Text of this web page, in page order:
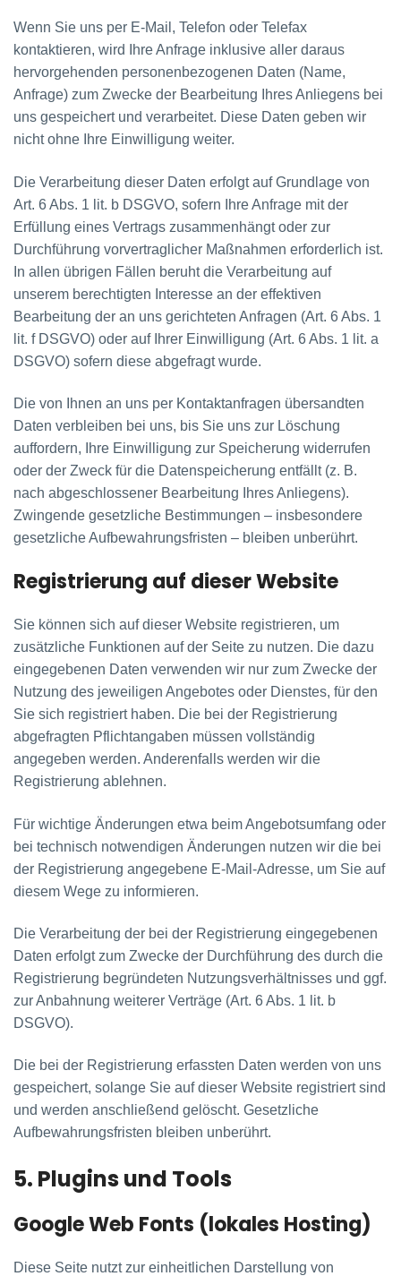
Wenn Sie uns per E-Mail, Telefon oder Telefax
kontaktieren, wird Ihre Anfrage inklusive aller daraus
hervorgehenden personenbezogenen Daten (Name,
Anfrage) zum Zwecke der Bearbeitung Ihres Anliegens bei
uns gespeichert und verarbeitet. Diese Daten geben wir
nicht ohne Ihre Einwilligung weiter.
Die Verarbeitung dieser Daten erfolgt auf Grundlage von
Art. 6 Abs. 1 lit. b DSGVO, sofern Ihre Anfrage mit der
Erfüllung eines Vertrags zusammenhängt oder zur
Durchführung vorvertraglicher Maßnahmen erforderlich ist.
In allen übrigen Fällen beruht die Verarbeitung auf
unserem berechtigten Interesse an der effektiven
Bearbeitung der an uns gerichteten Anfragen (Art. 6 Abs. 1
lit. f DSGVO) oder auf Ihrer Einwilligung (Art. 6 Abs. 1 lit. a
DSGVO) sofern diese abgefragt wurde.
Die von Ihnen an uns per Kontaktanfragen übersandten
Daten verbleiben bei uns, bis Sie uns zur Löschung
auffordern, Ihre Einwilligung zur Speicherung widerrufen
oder der Zweck für die Datenspeicherung entfällt (z. B.
nach abgeschlossener Bearbeitung Ihres Anliegens).
Zwingende gesetzliche Bestimmungen – insbesondere
gesetzliche Aufbewahrungsfristen – bleiben unberührt.
Registrierung auf dieser Website
Sie können sich auf dieser Website registrieren, um
zusätzliche Funktionen auf der Seite zu nutzen. Die dazu
eingegebenen Daten verwenden wir nur zum Zwecke der
Nutzung des jeweiligen Angebotes oder Dienstes, für den
Sie sich registriert haben. Die bei der Registrierung
abgefragten Pflichtangaben müssen vollständig
angegeben werden. Anderenfalls werden wir die
Registrierung ablehnen.
Für wichtige Änderungen etwa beim Angebotsumfang oder
bei technisch notwendigen Änderungen nutzen wir die bei
der Registrierung angegebene E-Mail-Adresse, um Sie auf
diesem Wege zu informieren.
Die Verarbeitung der bei der Registrierung eingegebenen
Daten erfolgt zum Zwecke der Durchführung des durch die
Registrierung begründeten Nutzungsverhältnisses und ggf.
zur Anbahnung weiterer Verträge (Art. 6 Abs. 1 lit. b
DSGVO).
Die bei der Registrierung erfassten Daten werden von uns
gespeichert, solange Sie auf dieser Website registriert sind
und werden anschließend gelöscht. Gesetzliche
Aufbewahrungsfristen bleiben unberührt.
5. Plugins und Tools
Google Web Fonts (lokales Hosting)
Diese Seite nutzt zur einheitlichen Darstellung von